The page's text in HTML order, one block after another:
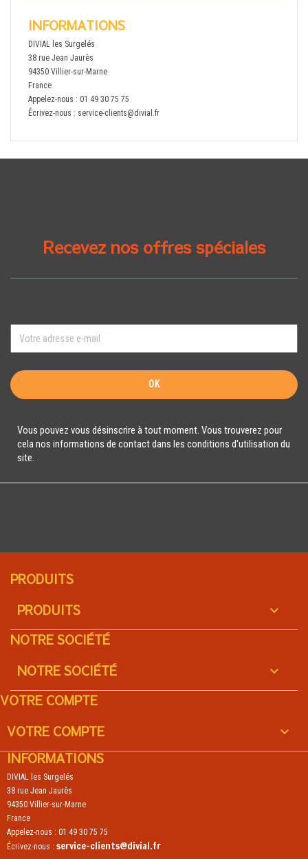
INFORMATIONS
DIVIAL les Surgelés
38 rue Jean Jaurès
94350 Villier-sur-Marne
France
Appelez-nous : 01 49 30 75 75
Écrivez-nous : service-clients@divial.fr
Recevez nos offres spéciales
Vous pouvez vous désinscrire à tout moment. Vous trouverez pour
cela nos informations de contact dans les conditions d'utilisation du
site.
PRODUITS
PRODUITS

NOTRE SOCIÉTÉ
NOTRE SOCIÉTÉ

VOTRE COMPTE
VOTRE COMPTE

INFORMATIONS
DIVIAL les Surgelés
38 rue Jean Jaurès
94350 Villier-sur-Marne
France
Appelez-nous : 01 49 30 75 75
Écrivez-nous : service-clients@divial.fr